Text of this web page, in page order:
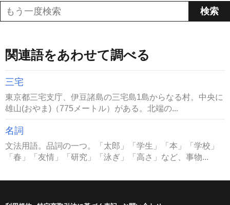
関連語をあわせて調べる
三宅
東京都三宅支庁、伊豆諸島の三宅島1島からなる村。中央に
雄山(おやま)（775メートル）がある。北端の...
名詞
文法用語。品詞の一つ。「太郎」「学生」「本」「学校」
「春」「友情」「研究」「泳ぎ」「高さ」など、事物...